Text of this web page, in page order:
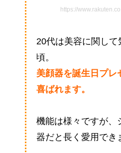
https://
20代は美容に関して
頃。
美顔器を誕生日プレ
喜ばれます。
機能は様々ですが、
器だと長く愛用でき